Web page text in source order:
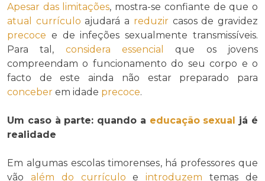
Apesar das limitações, mostra-se confiante de que o
atual
currículo ajudará a reduzircasos de gravidez
precoce e de infeções sexualmente transmissíveis.
Para tal, considera essencial
que os jovens
compreendam o funcionamento do seu corpo e o
facto de este ainda não estar preparado para
conceber em idade precoce.
Um caso à parte: quando a educação sexual já é
realidade
Em algumas escolas timorenses, há professores que
vão além do currículo eintroduzem temas de